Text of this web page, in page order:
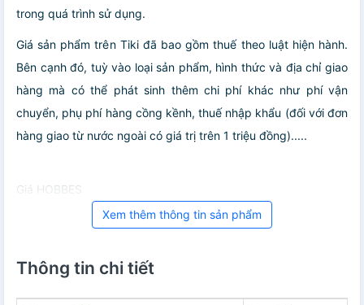
trong quá trình sử dụng.
Giá sản phẩm trên Tiki đã bao gồm thuế theo luật hiện hành.
Bên cạnh đó, tuỳ vào loại sản phẩm, hình thức và địa chỉ giao
hàng mà có thể phát sinh thêm chi phí khác như phí vận
chuyển, phụ phí hàng cồng kềnh, thuế nhập khẩu (đối với đơn
hàng giao từ nước ngoài có giá trị trên 1 triệu đồng).....
Giá HOBBES
Xem thêm thông tin sản phẩm
Thông tin chi tiết